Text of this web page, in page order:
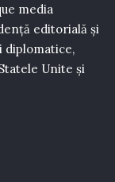
media
editorială și
diplomatice,
Unite și